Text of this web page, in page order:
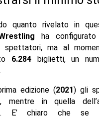
quanto rivelato in
ha
spettatori, ma al
6.284biglietti, un
edizione (2021) gli
, mentre in quella
. E’ chiaro che se